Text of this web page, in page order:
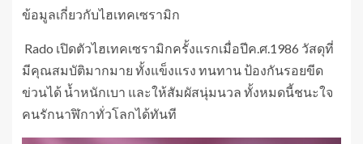
ข้อมูลเกี่ยวกับไฮเทคเซรามิก
Rado เปิดตัวไฮเทคเซรามิกครั้งแรกเมื่อปีค.ศ.1986 วัสดุที่
มีคุณสมบัติมากมาย ทั้งแข็งแรง ทนทาน ป้องกันรอยขีด
ข่วนได้ น้ำหนักเบา และให้สัมผัสนุ่มนวล ทั้งหมดนี้ชนะใจ
คนรักนาฬิกาทั่วโลกได้ทันที